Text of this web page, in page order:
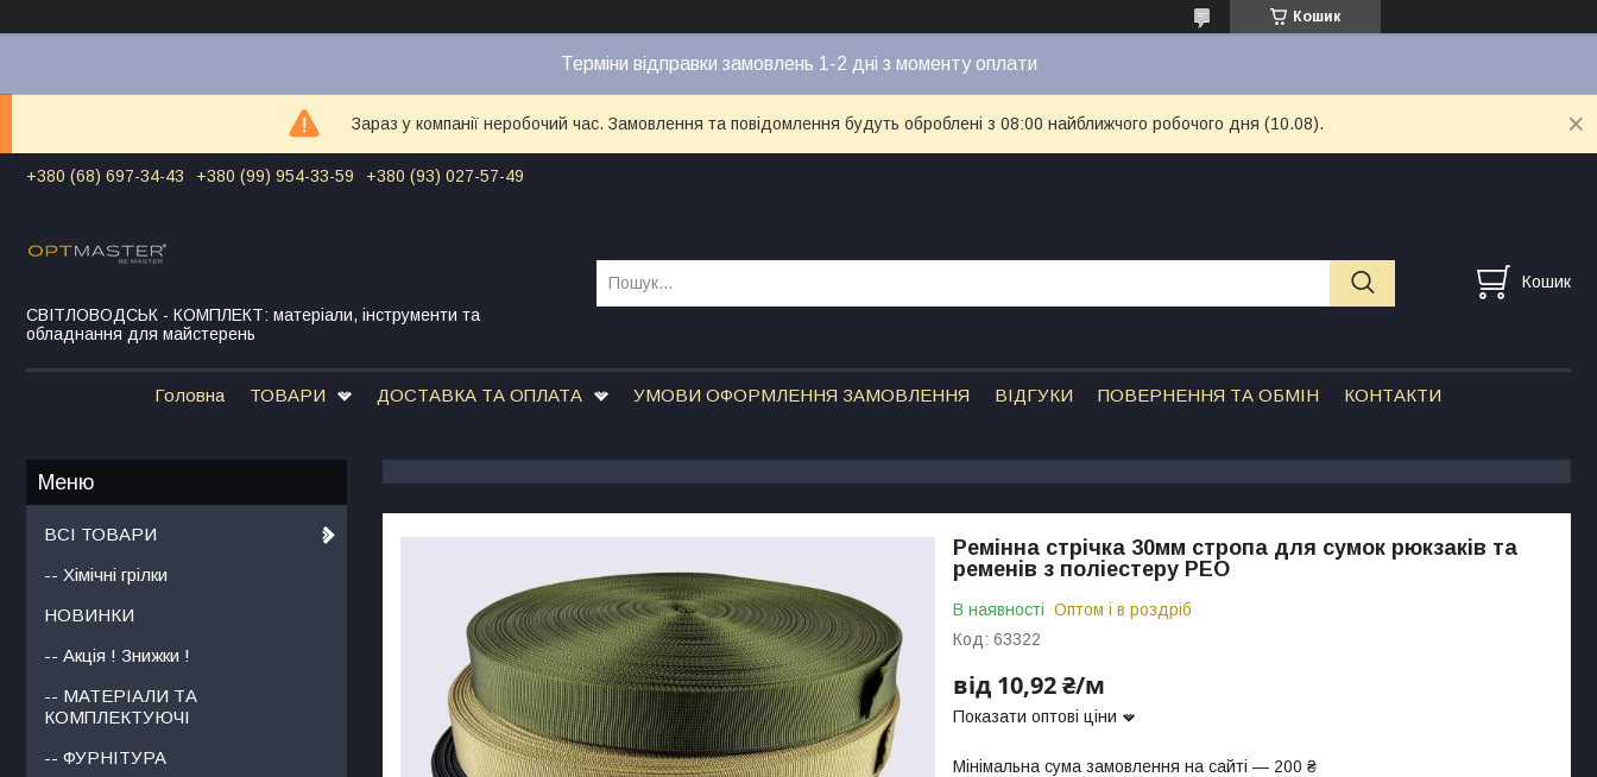
Кошик
Терміни відправки замовлень 1-2 дні з моменту оплати
Зараз у компанії неробочий час. Замовлення та повідомлення будуть оброблені з 08:00 найближчого робочого дня (10.08).
+380 (68) 697-34-43 +380 (99) 954-33-59 +380 (93) 027-57-49
СВІТЛОВОДСЬК - КОМПЛЕКТ: матеріали, інструменти та
обладнання для майстерень
Кошик
Головна ТОВАРИ ДОСТАВКА ТА ОПЛАТА УМОВИ ОФОРМЛЕННЯ ЗАМОВЛЕННЯ ВІДГУКИ ПОВЕРНЕННЯ ТА ОБМІН КОНТАКТИ
Ремінна стрічка 30мм стропа для сумок рюкзаків та
ременів з поліестеру PEO
В наявності Оптом і в роздріб
Код: 63322
від 10,92 ₴/м
Показати оптові ціни
Мінімальна сума замовлення на сайті — 200 ₴
ВСІ ТОВАРИ
-- Хімічні грілки
НОВИНКИ
-- Акція ! Знижки !
-- МАТЕРІАЛИ ТА
КОМПЛЕКТУЮЧІ
-- ФУРНІТУРА